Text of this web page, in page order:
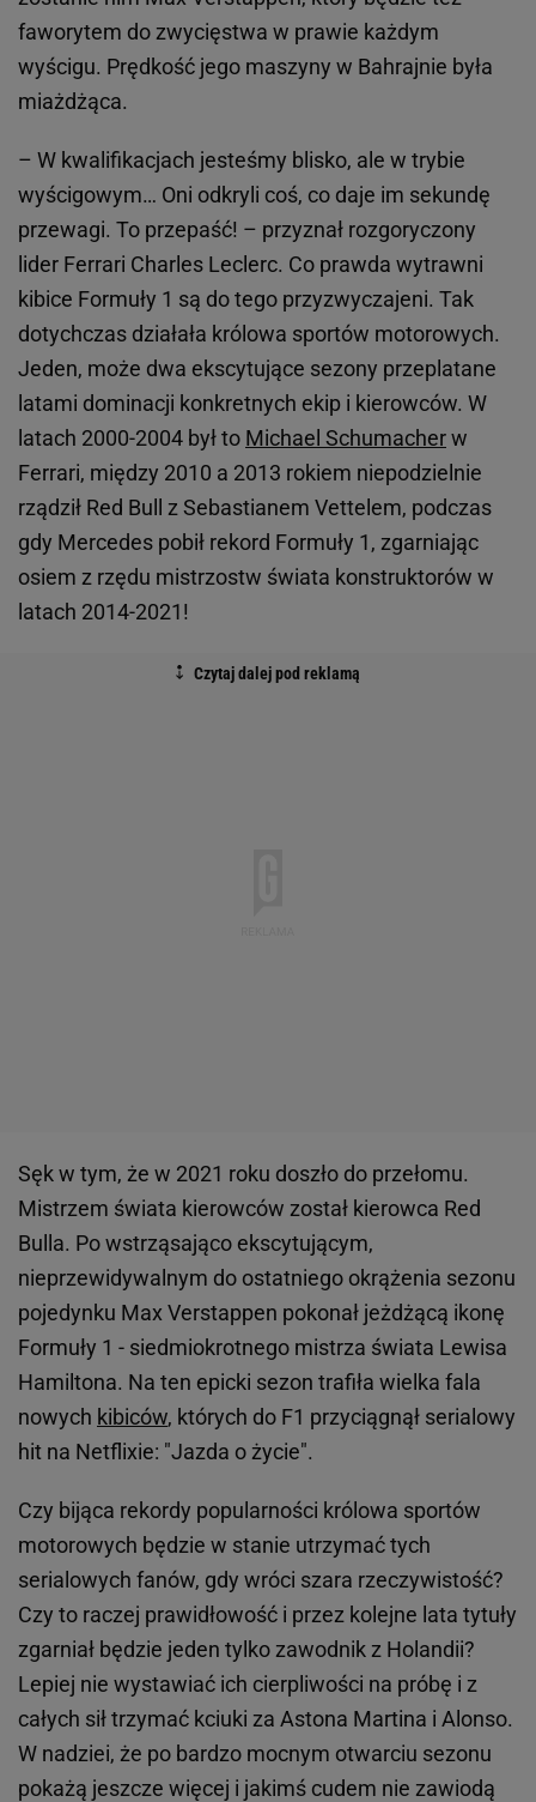
faworytem do zwycięstwa w prawie każdym
wyścigu. Prędkość jego maszyny w Bahrajnie była
miażdżąca.
– W kwalifikacjach jesteśmy blisko, ale w trybie
wyścigowym… Oni odkryli coś, co daje im sekundę
przewagi. To przepaść! – przyznał rozgoryczony
lider Ferrari Charles Leclerc. Co prawda wytrawni
kibice Formuły 1 są do tego przyzwyczajeni. Tak
dotychczas działała królowa sportów motorowych.
Jeden, może dwa ekscytujące sezony przeplatane
latami dominacji konkretnych ekip i kierowców. W
latach 2000-2004 był to Michael Schumacherw
Ferrari, między 2010 a 2013 rokiem niepodzielnie
rządził Red Bull z Sebastianem Vettelem, podczas
gdy Mercedes pobił rekord Formuły 1, zgarniając
osiem z rzędu mistrzostw świata konstruktorów w
latach 2014-2021!
Sęk w tym, że w 2021 roku doszło do przełomu.
Mistrzem świata kierowców został kierowca Red
Bulla. Po wstrząsająco ekscytującym,
nieprzewidywalnym do ostatniego okrążenia sezonu
pojedynku Max Verstappen pokonał jeżdżącą ikonę
Formuły 1 - siedmiokrotnego mistrza świata Lewisa
Hamiltona. Na ten epicki sezon trafiła wielka fala
nowych kibiców, których do F1 przyciągnął serialowy
hit na Netflixie: "Jazda o życie".
Czy bijąca rekordy popularności królowa sportów
motorowych będzie w stanie utrzymać tych
serialowych fanów, gdy wróci szara rzeczywistość?
Czy to raczej prawidłowość i przez kolejne lata tytuły
zgarniał będzie jeden tylko zawodnik z Holandii?
Lepiej nie wystawiać ich cierpliwości na próbę i z
całych sił trzymać kciuki za Astona Martina i Alonso.
W nadziei, że po bardzo mocnym otwarciu sezonu
pokażą jeszcze więcej i jakimś cudem nie zawiodą